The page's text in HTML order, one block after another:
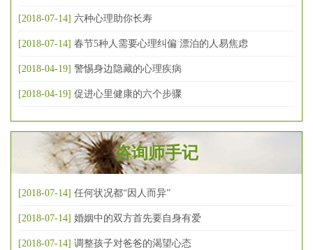
[2018-07-14] 六种心理助你长寿
[2018-07-14] 春节5种人需要心理纠偏 漂泊的人易焦虑
[2018-04-19] 警惕身边隐藏的心理疾病
[2018-04-19] 促进心里健康的六个步骤
咨询师手记
[2018-07-14] 任何状况都“因人而异”
[2018-07-14] 婚姻中的双方首先要自身有爱
[2018-07-14] 调整孩子对爸爸的渴望心态